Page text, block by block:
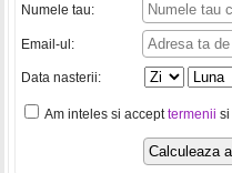
Numele tau:
Email-ul:
Data nasterii:
Am inteles si accepttermenii si